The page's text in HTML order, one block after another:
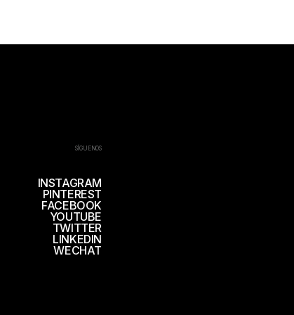
SÍGUENOS
INSTAGRAM
PINTEREST
FACEBOOK
YOUTUBE
TWITTER
LINKEDIN
WECHAT